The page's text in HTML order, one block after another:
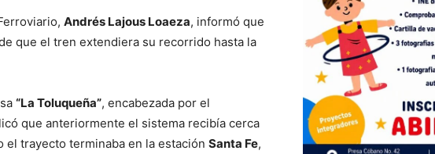
Andrés Lajous Loaeza, informó que
que el tren extendiera su recorrido hasta la
“La Toluqueña”, encabezada por el
que anteriormente el sistema recibía cerca
el trayecto terminaba en la estación Santa Fe,